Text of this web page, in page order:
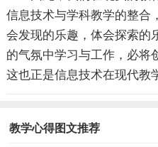
信息技术与学科教学的整合
会发现的乐趣，体会探索的
的气氛中学习与工作，必将
这也正是信息技术在现代教
教学心得图文推荐